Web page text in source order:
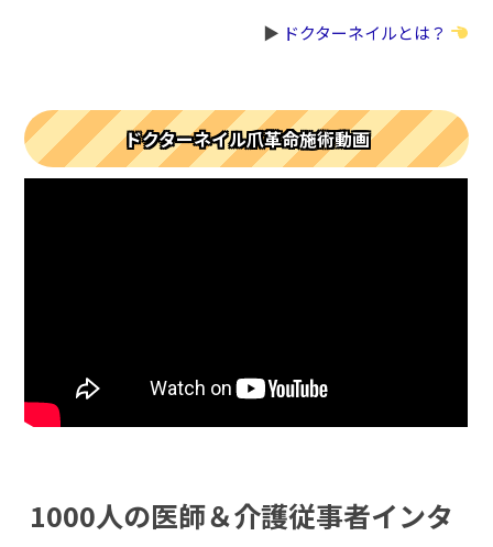
▶︎ ドクターネイルとは？
ドクターネイル爪革命施術動画
1000人の医師＆介護従事者インタ